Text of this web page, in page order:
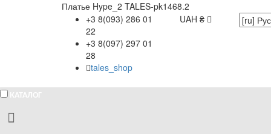
Платье Hype_2 TALES-pk1468.2
+3 8(093) 286 01
22
+3 8(097) 297 01
28
tales_shop
UAH ₴
КАТАЛОГ